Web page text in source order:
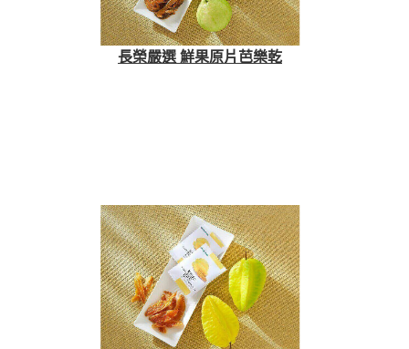
長榮嚴選 鮮果原片芭樂乾